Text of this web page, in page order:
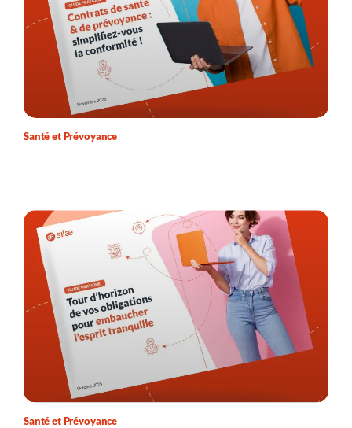
Santé et Prévoyance
Santé et Prévoyance